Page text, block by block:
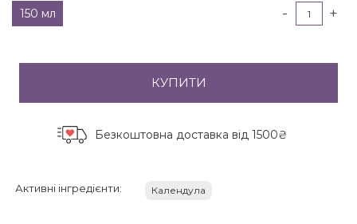
150 мл - +
КУПИТИ
Безкоштовна доставка від 1500₴
Активні інгредієнти: Календула